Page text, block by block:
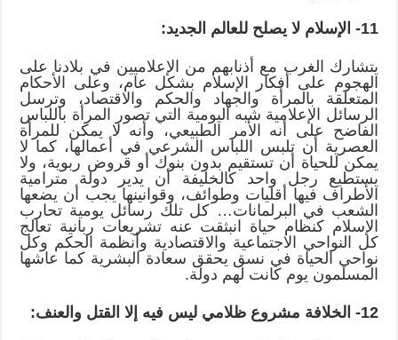
11- الإسلام لا يصلح للعالم الجديد:
يتشارك الغرب مع أذنابهم من الإعلاميين في بلادنا على
الهجوم على أفكار الإسلام بشكل عام، وعلى الأحكام
المتعلقة بالمرأة والجهاد والحكم والاقتصاد، وترسل
الرسائل الإعلامية شبه اليومية التي تصور المرأة باللباس
الفاضح على أنه الأمر الطبيعي، وأنه لا يمكن للمرأة
العصرية أن تلبس اللباس الشرعي في أعمالها، كما لا
يمكن للحياة أن تستقيم بدون بنوك أو قروض ربوية، ولا
يستطيع رجل واحد كالخليفة أن يدير دولة مترامية
الأطراف فيها أقليات وطوائف، وقوانينها يجب أن يضعها
الشعب في البرلمانات… كل تلك رسائل يومية تحارب
الإسلام كنظام حياة انبثقت عنه تشريعات ربانية تعالج
كل النواحي الاجتماعية والاقتصادية وأنظمة الحكم وكل
نواحي الحياة في نسق يحقق سعادة البشرية كما عاشها
المسلمون يوم كانت لهم دولة.
12- الخلافة مشروع ظلامي ليس فيه إلا القتل والعنف: